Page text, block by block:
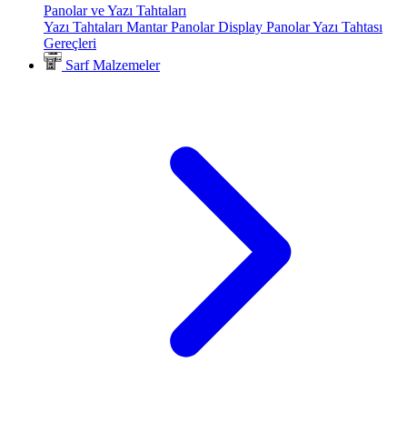
Panolar ve Yazı Tahtaları
Yazı Tahtaları Mantar PanolarDisplay PanolarYazı Tahtası
Gereçleri
Sarf Malzemeler